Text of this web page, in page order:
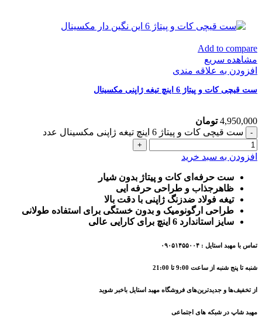
Add to compare
مشاهده سریع
افزودن به علاقه مندی
ست قیچی کات و پیتاژ 6 اینچ تیغه ژاپنی مکسینال
4,950,000 تومان
ست قیچی کات و پیتاژ 6 اینچ تیغه ژاپنی مکسینال عدد
افزودن به سبد خرید
ست حرفه‌ای کات و پیتاژ بدون شیار
ظاهرجذاب و طراحی حرفه ایی
تیغه فولاد ضدزنگ ژاپنی با دقت بالا
طراحی ارگونومیک و بدون خستگی برای استفاده طولانی
سایز استاندارد 6 اینچ برای کارایی عالی
تماس با مهبد استایل : ۰۹۰۵۱۴۵۵۰۰۴
شنبه تا پنج شنبه از ساعت 9:00 تا 21:00
از تخفیف‌ها و جدیدترین‌های فروشگاه مهبد استایل باخبر شوید
مهبد شاپ در شبکه های اجتماعی